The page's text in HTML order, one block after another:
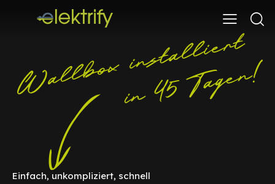
Einfach, unkompliziert, schnell